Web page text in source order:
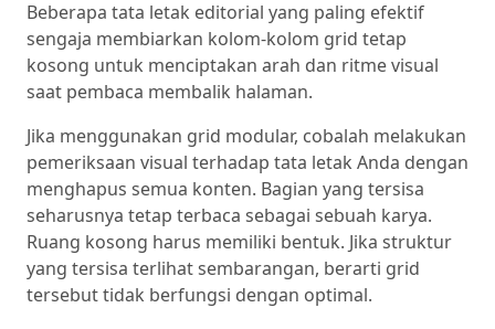
Beberapa tata letak editorial yang paling efektif
sengaja membiarkan kolom-kolom grid tetap
kosong untuk menciptakan arah dan ritme visual
saat pembaca membalik halaman.
Jika menggunakan grid modular, cobalah melakukan
pemeriksaan visual terhadap tata letak Anda dengan
menghapus semua konten. Bagian yang tersisa
seharusnya tetap terbaca sebagai sebuah karya.
Ruang kosong harus memiliki bentuk. Jika struktur
yang tersisa terlihat sembarangan, berarti grid
tersebut tidak berfungsi dengan optimal.